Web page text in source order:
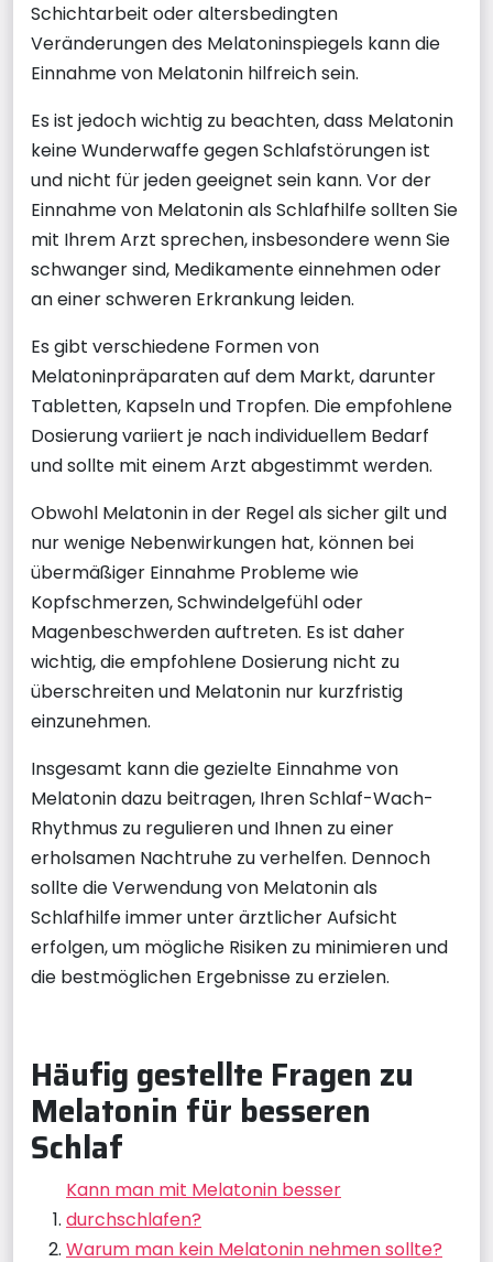
Schichtarbeit oder altersbedingten
Veränderungen des Melatoninspiegels kann die
Einnahme von Melatonin hilfreich sein.
Es ist jedoch wichtig zu beachten, dass Melatonin
keine Wunderwaffe gegen Schlafstörungen ist
und nicht für jeden geeignet sein kann. Vor der
Einnahme von Melatonin als Schlafhilfe sollten Sie
mit Ihrem Arzt sprechen, insbesondere wenn Sie
schwanger sind, Medikamente einnehmen oder
an einer schweren Erkrankung leiden.
Es gibt verschiedene Formen von
Melatoninpräparaten auf dem Markt, darunter
Tabletten, Kapseln und Tropfen. Die empfohlene
Dosierung variiert je nach individuellem Bedarf
und sollte mit einem Arzt abgestimmt werden.
Obwohl Melatonin in der Regel als sicher gilt und
nur wenige Nebenwirkungen hat, können bei
übermäßiger Einnahme Probleme wie
Kopfschmerzen, Schwindelgefühl oder
Magenbeschwerden auftreten. Es ist daher
wichtig, die empfohlene Dosierung nicht zu
überschreiten und Melatonin nur kurzfristig
einzunehmen.
Insgesamt kann die gezielte Einnahme von
Melatonin dazu beitragen, Ihren Schlaf-Wach-
Rhythmus zu regulieren und Ihnen zu einer
erholsamen Nachtruhe zu verhelfen. Dennoch
sollte die Verwendung von Melatonin als
Schlafhilfe immer unter ärztlicher Aufsicht
erfolgen, um mögliche Risiken zu minimieren und
die bestmöglichen Ergebnisse zu erzielen.
Häufig gestellte Fragen zu
Melatonin für besseren
Schlaf
Kann man mit Melatonin besser
durchschlafen?
Warum man kein Melatonin nehmen sollte?